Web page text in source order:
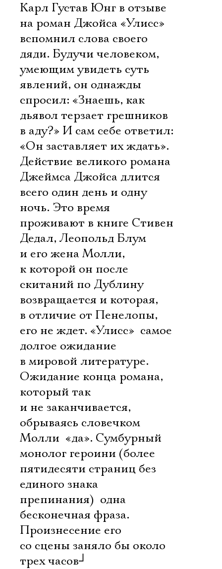
Карл Густав Юнг в отзыве
на роман Джойса «Улисс»
вспомнил слова своего
дяди. Будучи человеком,
умеющим увидеть суть
явлений, он однажды
спросил: «Знаешь, как
дьявол терзает грешников
в аду?» И сам себе ответил:
«Он заставляет их ждать».
Действие великого романа
Джеймса Джойса длится
всего один день и одну
ночь. Это время
проживают в книге Стивен
Дедал, Леопольд Блум
и его жена Молли,
к которой он после
скитаний по Дублину
возвращается и которая,
в отличие от Пенелопы,
его не ждет. «Улисс»  самое
долгое ожидание
в мировой литературе.
Ожидание конца романа,
который так
и не заканчивается,
обрываясь словечком
Молли  «да». Сумбурный
монолог героини (более
пятидесяти страниц без
единого знака
препинания)  одна
бесконечная фраза.
Произнесение его
со сцены заняло бы около
трех часов┘